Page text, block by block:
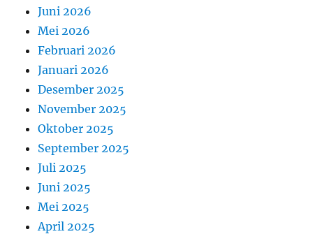
Juni 2026
Mei 2026
Februari 2026
Januari 2026
Desember 2025
November 2025
Oktober 2025
September 2025
Juli 2025
Juni 2025
Mei 2025
April 2025